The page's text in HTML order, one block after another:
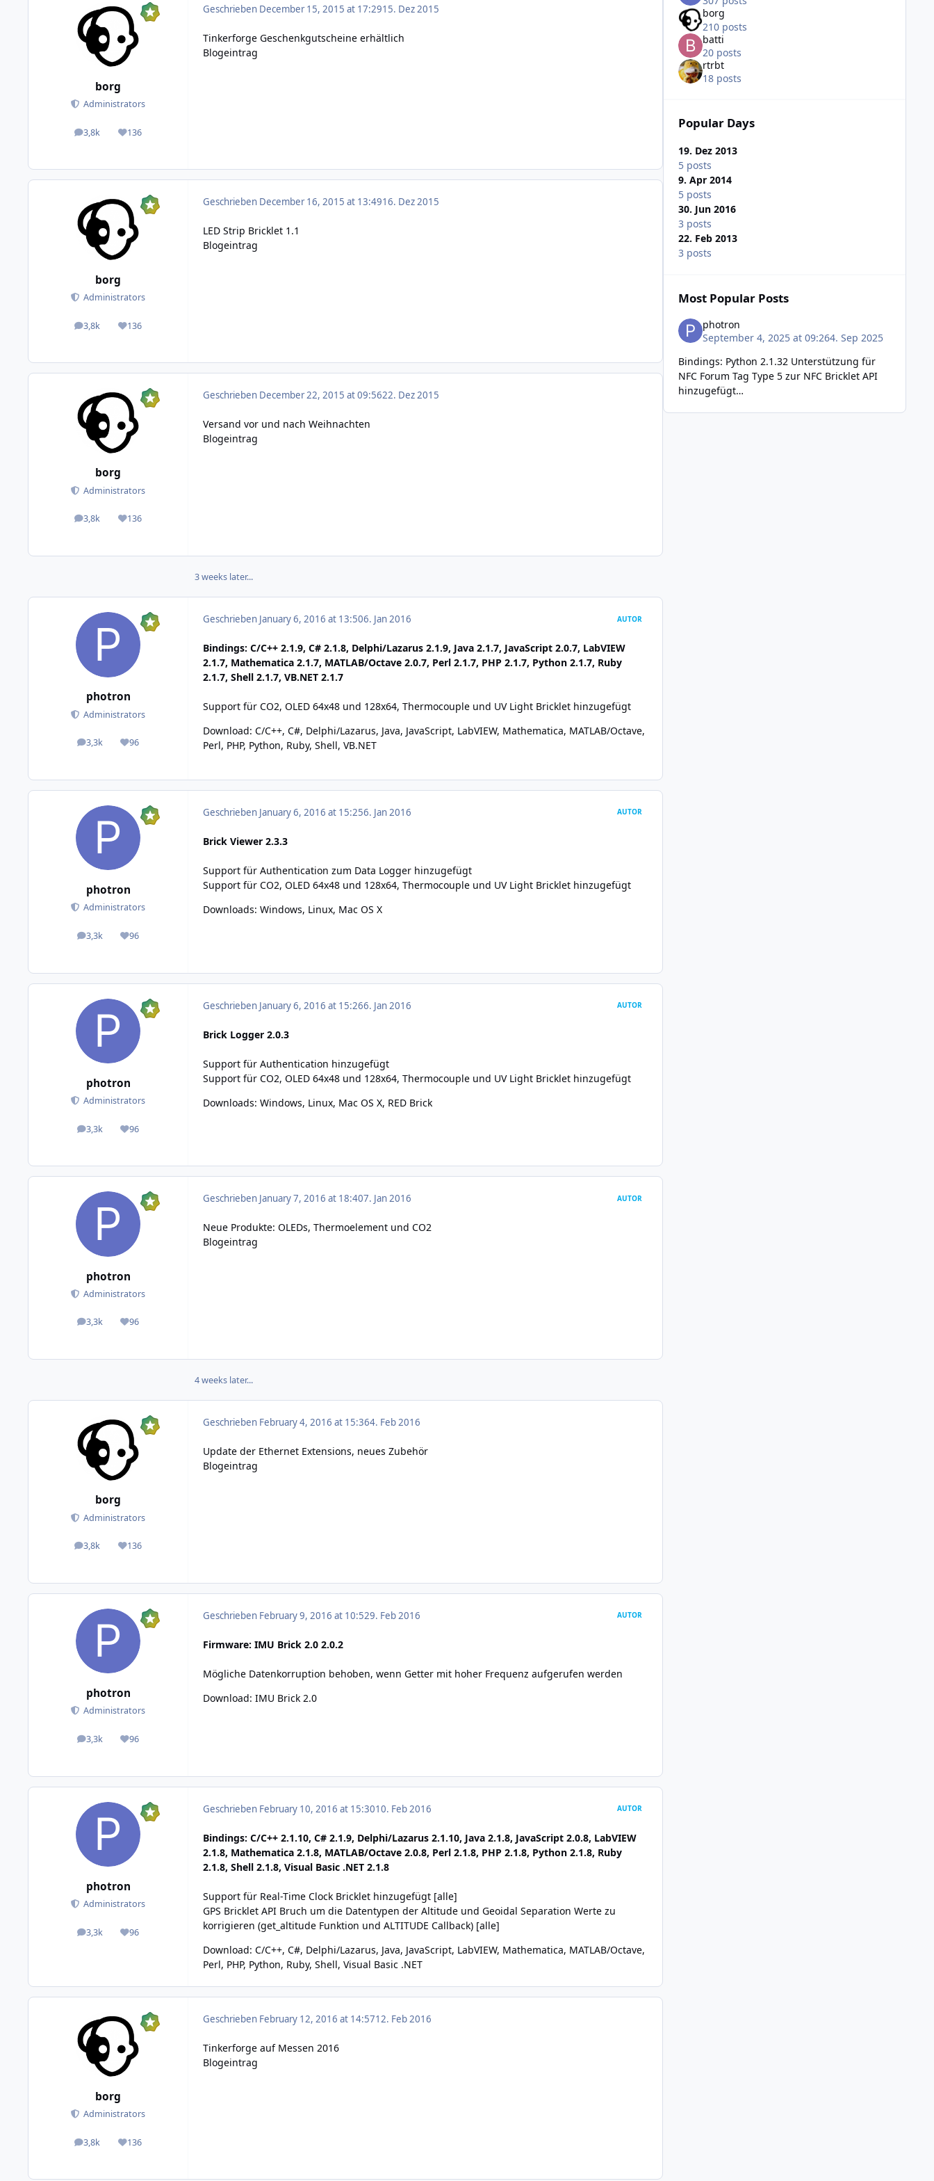
borg
Administrators
3,8k
posts 136
Reputation
Geschrieben December 15, 2015 at 17:2915. Dez 2015
Tinkerforge Geschenkgutscheine erhältlich
Blogeintrag
borg
Administrators
3,8k
posts 136
Reputation
Geschrieben December 16, 2015 at 13:4916. Dez 2015
LED Strip Bricklet 1.1
Blogeintrag
borg
Administrators
3,8k
posts 136
Reputation
Geschrieben December 22, 2015 at 09:5622. Dez 2015
Versand vor und nach Weihnachten
Blogeintrag
3 weeks later...
photron
Administrators
3,3k
posts 96
Reputation
Geschrieben January 6, 2016 at 13:506. Jan 2016 AUTOR
Bindings: C/C++ 2.1.9, C# 2.1.8, Delphi/Lazarus 2.1.9, Java 2.1.7, JavaScript 2.0.7, LabVIEW
2.1.7, Mathematica 2.1.7, MATLAB/Octave 2.0.7, Perl 2.1.7, PHP 2.1.7, Python 2.1.7, Ruby
2.1.7, Shell 2.1.7, VB.NET 2.1.7
Support für CO2, OLED 64x48 und 128x64, Thermocouple und UV Light Bricklet hinzugefügt
Download: C/C++, C#, Delphi/Lazarus, Java, JavaScript, LabVIEW, Mathematica, MATLAB/Octave,
Perl, PHP, Python, Ruby, Shell, VB.NET
photron
Administrators
3,3k
posts 96
Reputation
Geschrieben January 6, 2016 at 15:256. Jan 2016 AUTOR
Brick Viewer 2.3.3
Support für Authentication zum Data Logger hinzugefügt
Support für CO2, OLED 64x48 und 128x64, Thermocouple und UV Light Bricklet hinzugefügt
Downloads: Windows, Linux, Mac OS X
photron
Administrators
3,3k
posts 96
Reputation
Geschrieben January 6, 2016 at 15:266. Jan 2016 AUTOR
Brick Logger 2.0.3
Support für Authentication hinzugefügt
Support für CO2, OLED 64x48 und 128x64, Thermocouple und UV Light Bricklet hinzugefügt
Downloads: Windows, Linux, Mac OS X, RED Brick
photron
Administrators
3,3k
posts 96
Reputation
Geschrieben January 7, 2016 at 18:407. Jan 2016 AUTOR
Neue Produkte: OLEDs, Thermoelement und CO2
Blogeintrag
4 weeks later...
borg
Administrators
3,8k
posts 136
Reputation
Geschrieben February 4, 2016 at 15:364. Feb 2016
Update der Ethernet Extensions, neues Zubehör
Blogeintrag
photron
Administrators
3,3k
posts 96
Reputation
Geschrieben February 9, 2016 at 10:529. Feb 2016 AUTOR
Firmware: IMU Brick 2.0 2.0.2
Mögliche Datenkorruption behoben, wenn Getter mit hoher Frequenz aufgerufen werden
Download: IMU Brick 2.0
photron
Administrators
3,3k
posts 96
Reputation
Geschrieben February 10, 2016 at 15:3010. Feb 2016 AUTOR
Bindings: C/C++ 2.1.10, C# 2.1.9, Delphi/Lazarus 2.1.10, Java 2.1.8, JavaScript 2.0.8, LabVIEW
2.1.8, Mathematica 2.1.8, MATLAB/Octave 2.0.8, Perl 2.1.8, PHP 2.1.8, Python 2.1.8, Ruby
2.1.8, Shell 2.1.8, Visual Basic .NET 2.1.8
Support für Real-Time Clock Bricklet hinzugefügt [alle]
GPS Bricklet API Bruch um die Datentypen der Altitude und Geoidal Separation Werte zu
korrigieren (get_altitude Funktion und ALTITUDE Callback) [alle]
Download: C/C++, C#, Delphi/Lazarus, Java, JavaScript, LabVIEW, Mathematica, MATLAB/Octave,
Perl, PHP, Python, Ruby, Shell, Visual Basic .NET
borg
Administrators
3,8k
posts 136
Reputation
Geschrieben February 12, 2016 at 14:5712. Feb 2016
Tinkerforge auf Messen 2016
Blogeintrag
borg
210 posts
batti
20 posts
rtrbt
18 posts
Popular Days
19. Dez 2013
5 posts
9. Apr 2014
5 posts
30. Jun 2016
3 posts
22. Feb 2013
3 posts
Most Popular Posts
photron
September 4, 2025 at 09:264. Sep 2025
Bindings: Python 2.1.32 Unterstützung für
NFC Forum Tag Type 5 zur NFC Bricklet API
hinzugefügt